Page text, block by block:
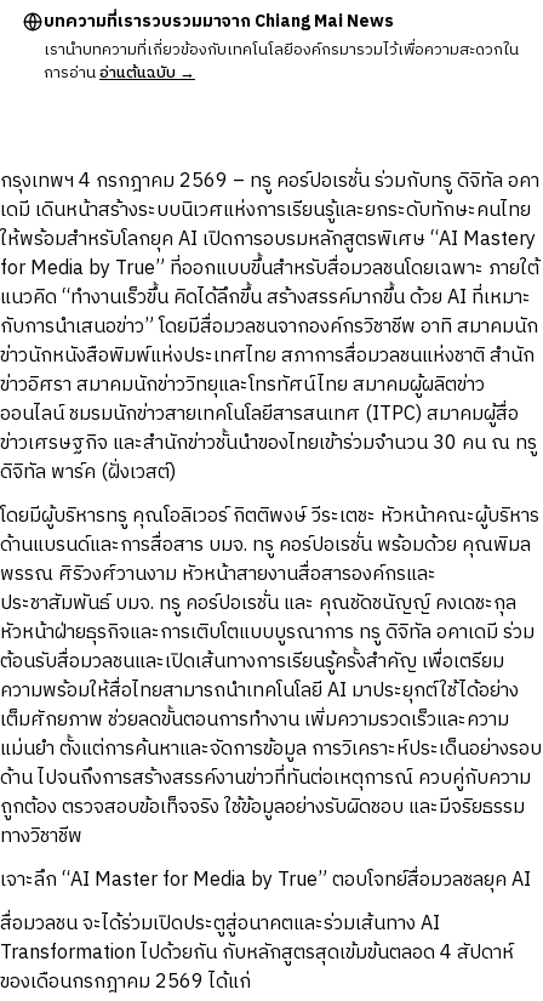
บทความที่เรารวบรวมมาจาก Chiang Mai News
เรานำบทความที่เกี่ยวข้องกับเทคโนโลยีองค์กรมารวมไว้เพื่อความสะดวกใน
การอ่านอ่านต้นฉบับ →
กรุงเทพฯ 4 กรกฎาคม 2569 – ทรู คอร์ปอเรชั่น ร่วมกับทรู ดิจิทัล อคา
เดมี เดินหน้าสร้างระบบนิเวศแห่งการเรียนรู้และยกระดับทักษะคนไทย
ให้พร้อมสำหรับโลกยุค AI เปิดการอบรมหลักสูตรพิเศษ “AI Mastery
for Media by True” ที่ออกแบบขึ้นสำหรับสื่อมวลชนโดยเฉพาะ ภายใต้
แนวคิด “ทำงานเร็วขึ้น คิดได้ลึกขึ้น สร้างสรรค์มากขึ้น ด้วย AI ที่เหมาะ
กับการนำเสนอข่าว” โดยมีสื่อมวลชนจากองค์กรวิชาชีพ อาทิ สมาคมนัก
ข่าวนักหนังสือพิมพ์แห่งประเทศไทย สภาการสื่อมวลชนแห่งชาติ สำนัก
ข่าวอิศรา สมาคมนักข่าววิทยุและโทรทัศน์ไทย สมาคมผู้ผลิตข่าว
ออนไลน์ ชมรมนักข่าวสายเทคโนโลยีสารสนเทศ (ITPC) สมาคมผู้สื่อ
ข่าวเศรษฐกิจ และสำนักข่าวชั้นนำของไทยเข้าร่วมจำนวน 30 คน ณ ทรู
ดิจิทัล พาร์ค (ฝั่งเวสต์)
โดยมีผู้บริหารทรู คุณโอลิเวอร์ กิตติพงษ์ วีระเตชะ หัวหน้าคณะผู้บริหาร
ด้านแบรนด์และการสื่อสาร บมจ. ทรู คอร์ปอเรชั่น พร้อมด้วย คุณพิมล
พรรณ ศิริวงศ์วานงาม หัวหน้าสายงานสื่อสารองค์กรและ
ประชาสัมพันธ์ บมจ. ทรู คอร์ปอเรชั่น และ คุณชัดชนัญญ์ คงเดชะกุล
หัวหน้าฝ่ายธุรกิจและการเติบโตแบบบูรณาการ ทรู ดิจิทัล อคาเดมี ร่วม
ต้อนรับสื่อมวลชนและเปิดเส้นทางการเรียนรู้ครั้งสำคัญ เพื่อเตรียม
ความพร้อมให้สื่อไทยสามารถนำเทคโนโลยี AI มาประยุกต์ใช้ได้อย่าง
เต็มศักยภาพ ช่วยลดขั้นตอนการทำงาน เพิ่มความรวดเร็วและความ
แม่นยำ ตั้งแต่การค้นหาและจัดการข้อมูล การวิเคราะห์ประเด็นอย่างรอบ
ด้าน ไปจนถึงการสร้างสรรค์งานข่าวที่ทันต่อเหตุการณ์ ควบคู่กับความ
ถูกต้อง ตรวจสอบข้อเท็จจริง ใช้ข้อมูลอย่างรับผิดชอบ และมีจริยธรรม
ทางวิชาชีพ
เจาะลึก “AI Master for Media by True” ตอบโจทย์สื่อมวลชลยุค AI
สื่อมวลชน จะได้ร่วมเปิดประตูสู่อนาคตและร่วมเส้นทาง AI
Transformation ไปด้วยกัน กับหลักสูตรสุดเข้มข้นตลอด 4 สัปดาห์
ของเดือนกรกฎาคม 2569 ได้แก่